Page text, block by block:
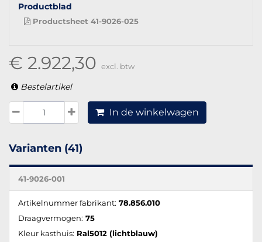
Productblad
Productsheet 41-9026-025
€ 2.922,30 excl. btw
Bestelartikel
In de winkelwagen
Varianten (41)
41-9026-001
Artikelnummer fabrikant: 78.856.010
Draagvermogen: 75
Kleur kasthuis: Ral5012 (lichtblauw)